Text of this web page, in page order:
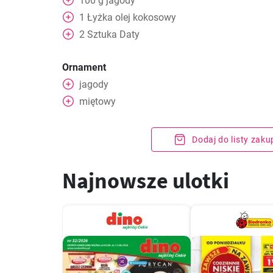
1 Łyżka olej kokosowy
2 Sztuka Daty
Ornament
jagody
miętowy
Dodaj do listy
Najnowsze ulotki